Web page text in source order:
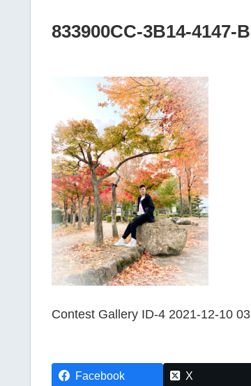
833900CC-3B14-4147-
Contest Gallery ID-4 2021-12-10
Facebook X